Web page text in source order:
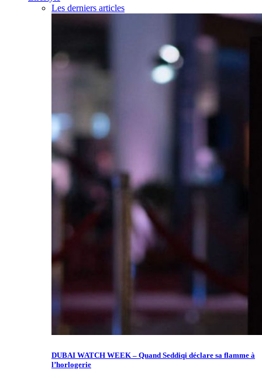
Les derniers articles
DUBAI WATCH WEEK – Quand Seddiqi déclare sa flamme à
l’horlogerie